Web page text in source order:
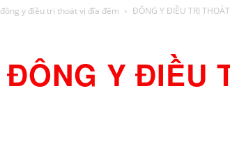
đông y điều trị thoát vị đĩa đệm ĐÔNG Y ĐIỀU TRỊ
ĐÔNG Y ĐIỀU